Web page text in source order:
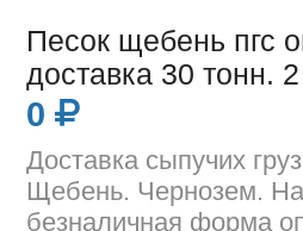
Песок щебень пгс
доставка 30 тонн. 2
0
Доставка сыпучих
Щебень. Чернозем.
безналичная форма